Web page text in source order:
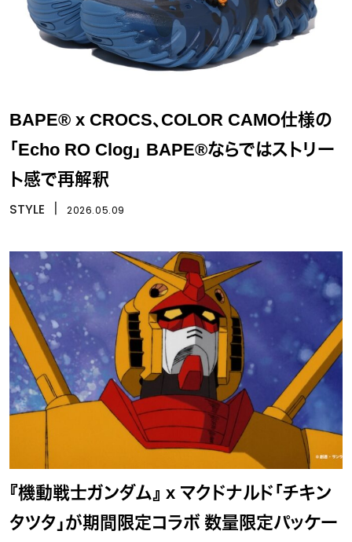
BAPE® x CROCS、COLOR CAMO仕様の
「Echo RO Clog」 BAPE®ならではストリー
ト感で再解釈
STYLE 2026.05.09
『機動戦士ガンダム』 x マクドナルド「チキン
タツタ」が期間限定コラボ 数量限定パッケー